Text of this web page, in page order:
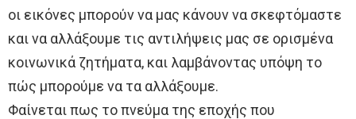
οι εικόνες μπορούν να μας κάνουν να σκεφτόμαστε
και να αλλάξουμε τις αντιλήψεις μας σε ορισμένα
κοινωνικά ζητήματα, και λαμβάνοντας υπόψη το
πώς μπορούμε να τα αλλάξουμε.
Φαίνεται πως το πνεύμα της εποχής που